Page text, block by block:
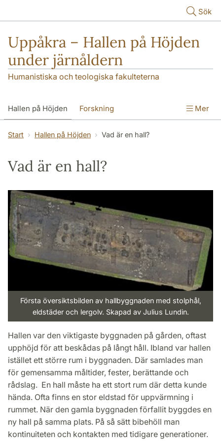
Sök
Uppåkra – Hallen på Höjden
under järnåldern
Humanistiska och teologiska fakulteterna
Hallen på Höjden Forskning
Publikationer Uppåkra i media
Mer
Start Hallen på Höjden Vad är en hall?
Vad är en hall?
Första översiktsbilden av hallbyggnaden med stolphål,
eldstäder och lergolv. Skapad av Julius Lundin.
Hallen var den viktigaste byggnaden på gården, oftast
upphöjd för att beskådas på långt håll. Ibland var hallen
istället ett större rum i byggnaden. Där samlades man
för gemensamma måltider, fester, berättande och
rådslag. En hall måste ha ett stort rum där detta kunde
hända. Ofta finns en stor eldstad för uppvärmning i
rummet. När den gamla byggnaden förfallit byggdes en
ny hall på samma plats. På så sätt bibehöll man
kontinuiteten och kontakten med tidigare generationer.